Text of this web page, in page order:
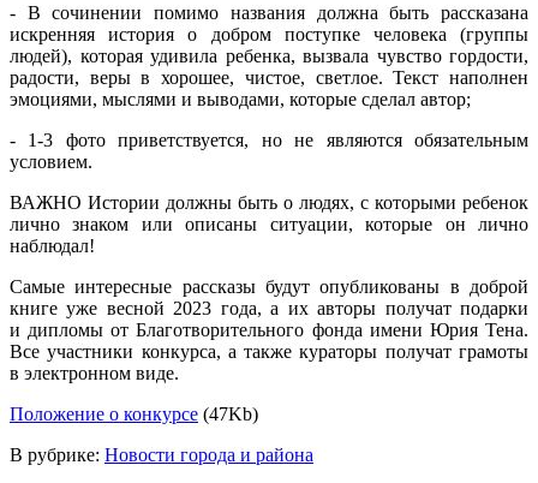
- В сочинении помимо названия должна быть рассказана
искренняя история о добром поступке человека (группы
людей), которая удивила ребенка, вызвала чувство гордости,
радости, веры в хорошее, чистое, светлое. Текст наполнен
эмоциями, мыслями и выводами, которые сделал автор;
- 1-3 фото приветствуется, но не являются обязательным
условием.
ВАЖНО Истории должны быть о людях, с которыми ребенок
лично знаком или описаны ситуации, которые он лично
наблюдал!
Самые интересные рассказы будут опубликованы в доброй
книге уже весной 2023 года, а их авторы получат подарки
и дипломы от Благотворительного фонда имени Юрия Тена.
Все участники конкурса, а также кураторы получат грамоты
в электронном виде.
Положение о конкурсе (47Kb)
В рубрике: Новости города и района